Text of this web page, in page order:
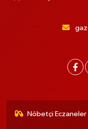
Nöbetçi Eczaneler